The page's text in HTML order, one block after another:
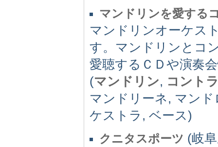
マンドリンを愛する
マンドリンオーケス
す。マンドリンとコ
愛聴するＣＤや演奏
(マンドリン, コント
マンドリーネ, マン
ケストラ, ベース)
クニタスポーツ (岐